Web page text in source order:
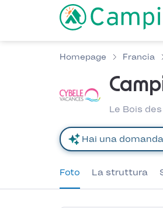
Homepage Francia
Le Bois
Foto La struttura